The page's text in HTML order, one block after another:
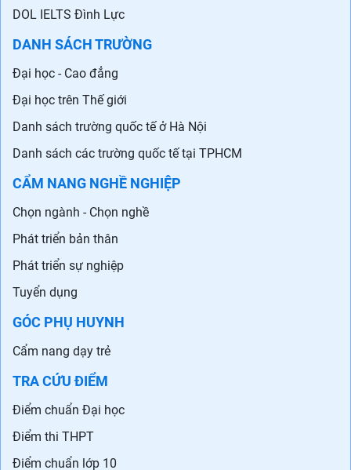
DOL IELTS Đình Lực
DANH SÁCH TRƯỜNG
Đại học - Cao đẳng
Đại học trên Thế giới
Danh sách trường quốc tế ở Hà Nội
Danh sách các trường quốc tế tại TPHCM
CẨM NANG NGHỀ NGHIỆP
Chọn ngành - Chọn nghề
Phát triển bản thân
Phát triển sự nghiệp
Tuyển dụng
GÓC PHỤ HUYNH
Cẩm nang dạy trẻ
TRA CỨU ĐIỂM
Điểm chuẩn Đại học
Điểm thi THPT
Điểm chuẩn lớp 10